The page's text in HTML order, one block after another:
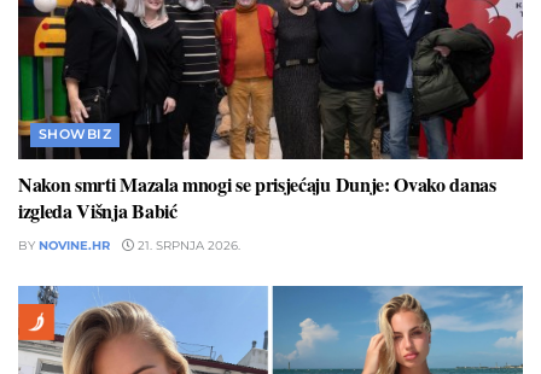
SHOWBIZ
Nakon smrti Mazala mnogi se prisjećaju Dunje: Ovako danas
izgleda Višnja Babić
BY NOVINE.HR 21. SRPNJA 2026.